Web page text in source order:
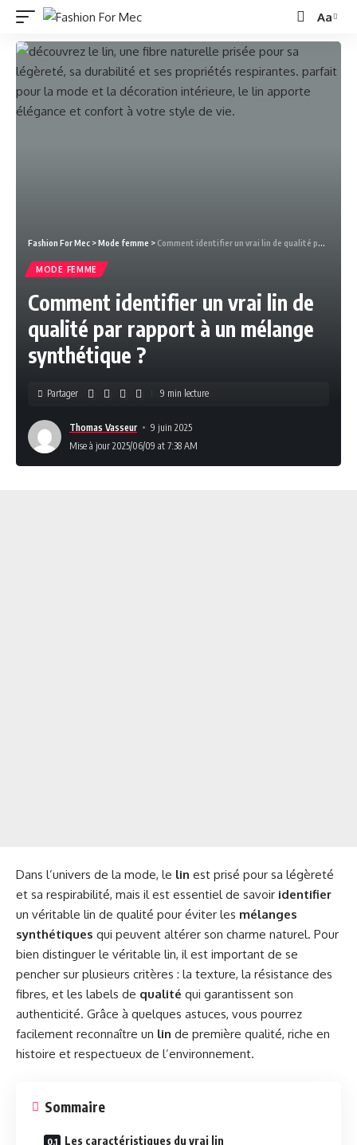
Aa
Fashion For Mec >Mode femme > Comment identifier un vrai lin de qualité par rapport à un mélange synthétique ?
MODE FEMME
Comment identifier un vrai lin de
qualité par rapport à un mélange
synthétique ?
Thomas Vasseur
9 juin 2025
Mise à jour 2025/06/09 at 7:38 AM
Partager 9 min lecture
Dans l’univers de la mode, le lin est prisé pour sa légèreté
et sa respirabilité, mais il est essentiel de savoir identifier
un véritable lin de qualité pour éviter les mélanges
synthétiques qui peuvent altérer son charme naturel. Pour
bien distinguer le véritable lin, il est important de se
pencher sur plusieurs critères : la texture, la résistance des
fibres, et les labels de qualité qui garantissent son
authenticité. Grâce à quelques astuces, vous pourrez
facilement reconnaître un lin de première qualité, riche en
histoire et respectueux de l’environnement.
Sommaire
Les caractéristiques du vrai lin